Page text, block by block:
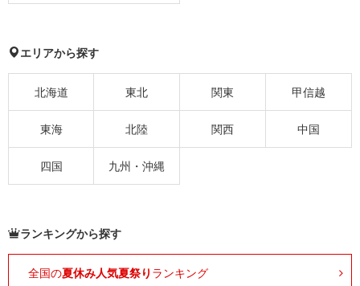
エリアから探す
北海道 東北 関東 甲信越
東海 北陸 関西 中国
四国 九州・沖縄
ランキングから探す
全国の夏休み人気夏祭り ランキング